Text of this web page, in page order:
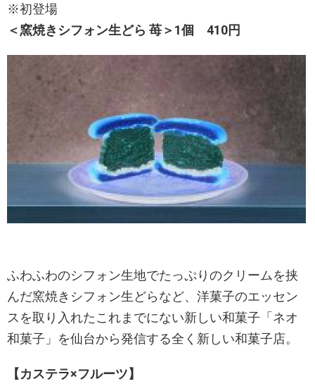
※初登場
＜窯焼きシフォン生どら 苺＞1個 410円
ふわふわのシフォン生地でたっぷりのクリームを挟
んだ窯焼きシフォン生どらなど、洋菓子のエッセン
スを取り入れたこれまでにない新しい和菓子「ネオ
和菓子」を仙台から発信する全く新しい和菓子店。
【カステラ×フルーツ】